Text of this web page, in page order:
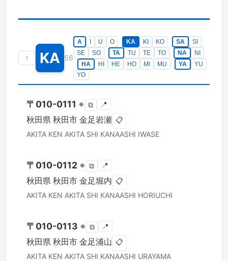
↑ KA 56
A U O KA KI KO SA
SI
SE
SO TA TU TE TO NA
NI
HA
HI HE HO MI MU YA
YU
YO
〒 010-0111 ※ ⧉ 📍
秋田県 秋田市 金足岩瀬 📋
AKITA KEN AKITA SHI KANAASHI IWASE
〒 010-0112 ※ ⧉ 📍
秋田県 秋田市 金足堀内 📋
AKITA KEN AKITA SHI KANAASHI HORIUCHI
〒 010-0113 ※ ⧉ 📍
秋田県 秋田市 金足浦山 📋
AKITA KEN AKITA SHI KANAASHI URAYAMA